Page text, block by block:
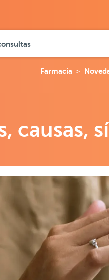
Farmacia
causas,